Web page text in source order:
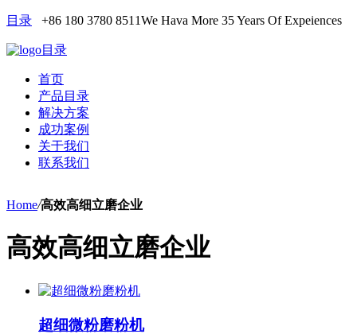
目录 +86 180 3780 8511We Hava More 35 Years Of Expeiences
目录
首页
产品目录
解决方案
成功案例
关于我们
联系我们
Home/高效高细立磨企业
高效高细立磨企业
超细微粉磨粉机